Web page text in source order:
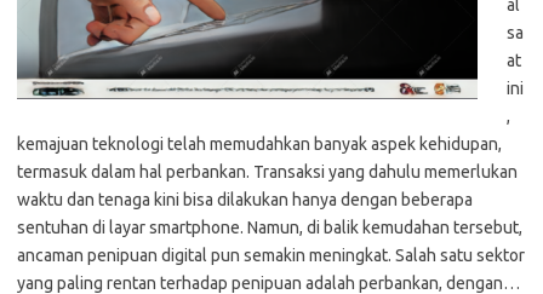
al
sa
at
ini
,
kemajuan teknologi telah memudahkan banyak aspek kehidupan,
termasuk dalam hal perbankan. Transaksi yang dahulu memerlukan
waktu dan tenaga kini bisa dilakukan hanya dengan beberapa
sentuhan di layar smartphone. Namun, di balik kemudahan tersebut,
ancaman penipuan digital pun semakin meningkat. Salah satu sektor
yang paling rentan terhadap penipuan adalah perbankan, dengan…